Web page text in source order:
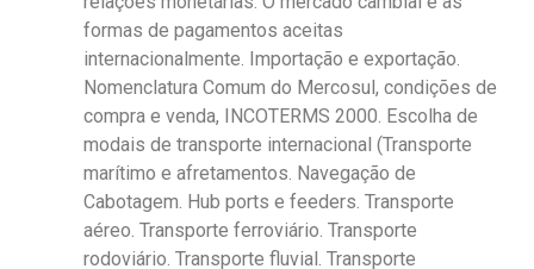
formas de pagamentos aceitas
internacionalmente. Importação e exportação.
Nomenclatura Comum do Mercosul, condições de
compra e venda, INCOTERMS 2000. Escolha de
modais de transporte internacional (Transporte
marítimo e afretamentos. Navegação de
Cabotagem. Hub ports e feeders. Transporte
aéreo. Transporte ferroviário. Transporte
rodoviário. Transporte fluvial. Transporte